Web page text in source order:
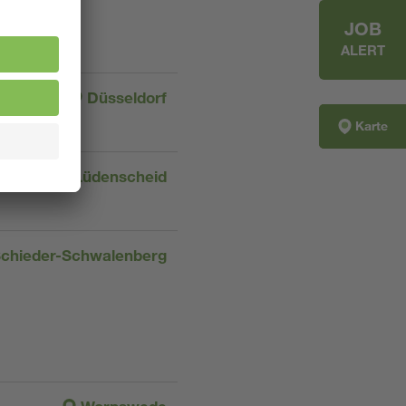
Düsseldorf
Lüdenscheid
Schwalenberg
JOB
ALERT
Karte